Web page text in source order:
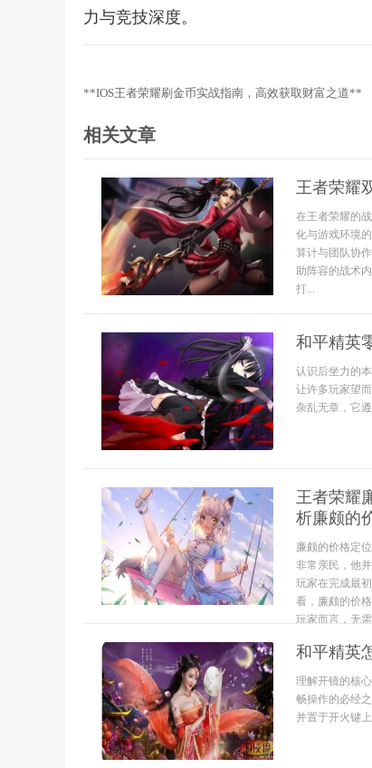
力与竞技深度。
**IOS王者荣耀刷金币实战指南，高效获取财富之道**
相关文章
王者荣耀
在王者荣耀的
化与游戏环境
算计与团队协
助阵容的战术
打...
和平精英
认识后坐力的
让许多玩家望
杂乱无章，它
王者荣耀
析廉颇的
廉颇的价格定
非常亲民，他
玩家在完成最
看，廉颇的价
玩家而言，无
和平精英
理解开镜的核
畅操作的必经
并置于开火键